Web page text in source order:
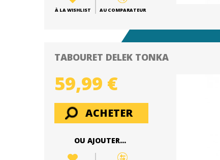
À LA WISHLIST AU COMPARATEUR
TABOURET DELEK TONKA
59,99 €
ACHETER
OU AJOUTER...